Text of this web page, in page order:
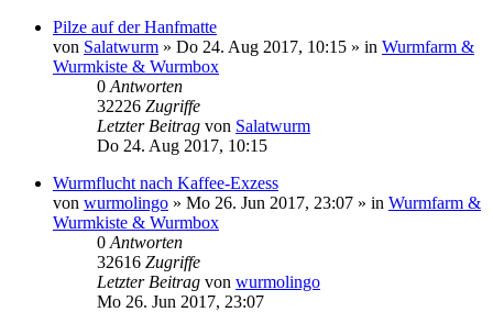
Pilze auf der Hanfmatte
von Salatwurm » Do 24. Aug 2017, 10:15 » in Wurmfarm &
Wurmkiste & Wurmbox
0 Antworten
32226 Zugriffe
Letzter Beitrag von Salatwurm
Do 24. Aug 2017, 10:15
Wurmflucht nach Kaffee-Exzess
von wurmolingo » Mo 26. Jun 2017, 23:07 » in Wurmfarm &
Wurmkiste & Wurmbox
0 Antworten
32616 Zugriffe
Letzter Beitrag von wurmolingo
Mo 26. Jun 2017, 23:07